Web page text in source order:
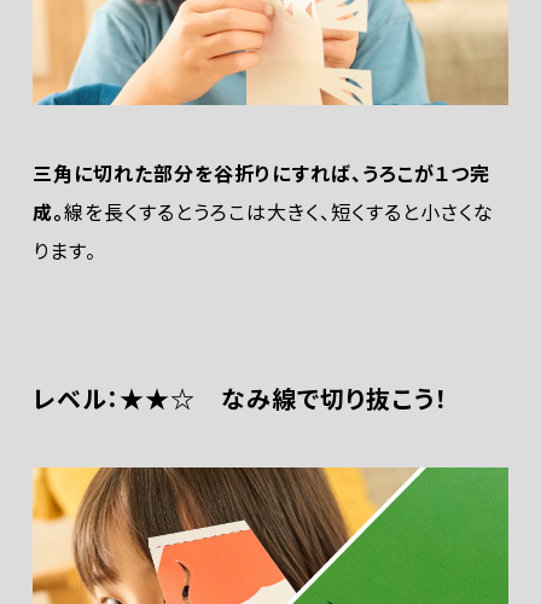
三角に切れた部分を谷折りにすれば、うろこが１つ完
成。線を長くするとうろこは大きく、短くすると小さくな
ります。
レベル：★★☆ なみ線で切り抜こう！